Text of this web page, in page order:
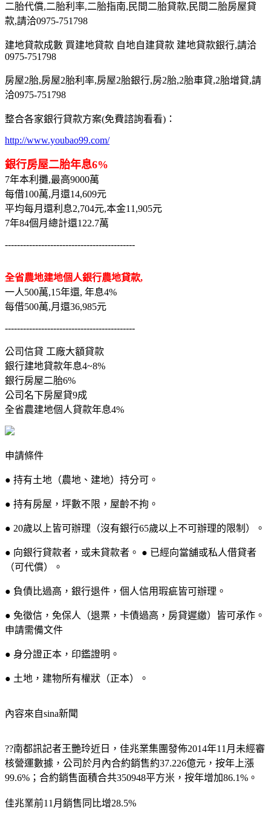
二胎代償,二胎利率,二胎指南,民間二胎貸款,民間二胎房屋貸
款,請洽0975-751798
建地貸款成數 買建地貸款 自地自建貸款 建地貸款銀行,請洽
0975-751798
房屋2胎,房屋2胎利率,房屋2胎銀行,房2胎,2胎車貸,2胎增貸,請
洽0975-751798
整合各家銀行貸款方案(免費諮詢看看)：
http://www.youbao99.com/
銀行房屋二胎年息6%
7年本利攤,最高9000萬
每借100萬,月還14,609元
平均每月還利息2,704元,本金11,905元
7年84個月總計還122.7萬
-------------------------------------------
全省農地建地個人銀行農地貸款,
一人500萬,15年還, 年息4%
每借500萬,月還36,985元
-------------------------------------------
公司信貸 工廠大額貸款
銀行建地貸款年息4~8%
銀行房屋二胎6%
公司名下房屋貸9成
全省農建地個人貸款年息4%
申請條件
● 持有土地（農地、建地）持分可。
● 持有房屋，坪數不限，屋齡不拘。
● 20歲以上皆可辦理（沒有銀行65歲以上不可辦理的限制）。
● 向銀行貸款者，或未貸款者。 ● 已經向當舖或私人借貸者
（可代償）。
● 負債比過高，銀行退件，個人信用瑕疵皆可辦理。
● 免徵信，免保人（退票，卡債過高，房貸遲繳）皆可承作。
申請需備文件
● 身分證正本，印鑑證明。
● 土地，建物所有權狀（正本）。
內容來自sina新聞
??南都訊記者王艷玲近日，佳兆業集團發佈2014年11月未經審
核營運數據，公司於月內合約銷售約37.226億元，按年上漲
99.6%；合約銷售面積合共350948平方米，按年增加86.1%。
佳兆業前11月銷售同比增28.5%